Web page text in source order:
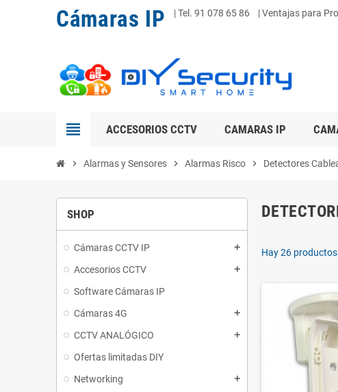
Cámaras IP |Tel. 91 078 65 86 | Ventajas para
view_headline ACCESORIOS CCTV CAMARAS IP
chevron_right Alarmas y Sensores chevron_right Alarmas Risco chevron_right Detectores
SHOP
Cámaras CCTV IP add
Accesorios CCTV add
Software Cámaras IP
Cámaras 4G
add
CCTV ANALÓGICO add
Ofertas limitadas DIY
Networking
add
Hay 26